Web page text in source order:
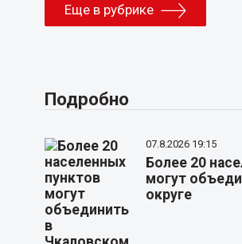
Еще в рубрике
Подробно
07.8.2026 19:15
Более 20
могут
округе